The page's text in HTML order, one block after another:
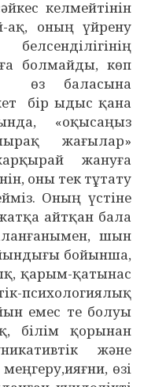
келмейтінін
ақ, оның үйрену
болмайды, көп
өз баласына
бір ыдыс қана
«оқысаңыз
жағылар»
жануға
оны тек тұтату
Оның үстіне
айтқан бала
шын
бойынша,
қарым-қатынас
психологиялық
емес те болуы
білім қорынан
және
өзі